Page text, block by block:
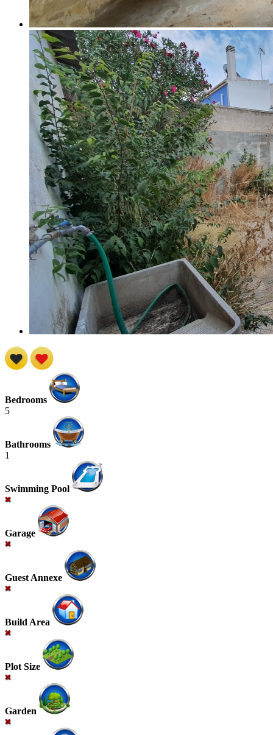
Bedrooms
5
Bathrooms
1
Swimming Pool
Garage
Guest Annexe
Build Area
Plot Size
Garden